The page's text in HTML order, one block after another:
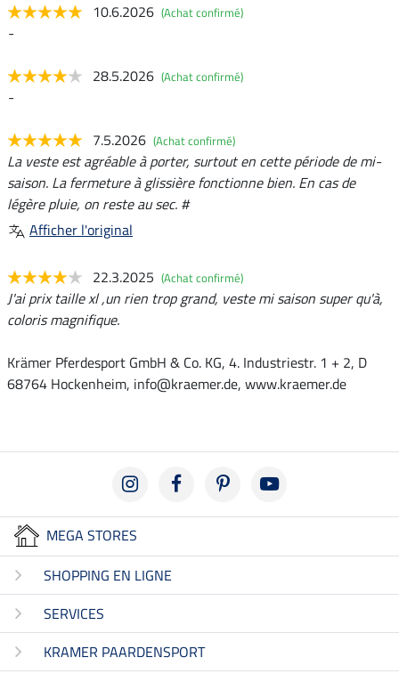
10.6.2026 (Achat confirmé)
-
28.5.2026 (Achat confirmé)
-
7.5.2026 (Achat confirmé)
La veste est agréable à porter, surtout en cette période de mi-
saison. La fermeture à glissière fonctionne bien. En cas de
légère pluie, on reste au sec. #
Afficher l'original
22.3.2025 (Achat confirmé)
J'ai prix taille xl ,un rien trop grand, veste mi saison super qu'à,
coloris magnifique.
Krämer Pferdesport GmbH & Co. KG, 4. Industriestr. 1 + 2, D
68764 Hockenheim, info@kraemer.de, www.kraemer.de
MEGA STORES
SHOPPING EN LIGNE
SERVICES
KRAMER PAARDENSPORT